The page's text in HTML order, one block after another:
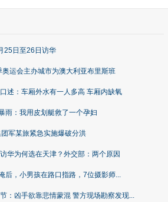
25日至26日访华
运会主办城市为澳大利亚布里斯班
述：车厢外水有一人多高 车厢内缺氧
雨：我用皮划艇救了一个孕妇
军某旅紧急实施爆破分洪
华为何选在天津？外交部：两个原因
后，小男孩在路口指路，7位摄影师...
：凶手欲靠悲情蒙混 警方现场勘察发现...